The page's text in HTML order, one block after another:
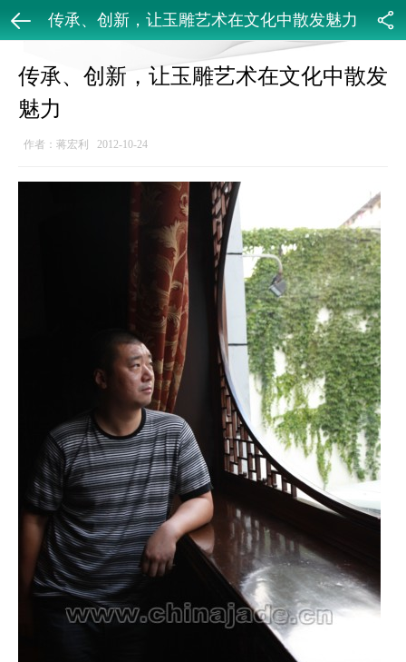
传承、创新，让玉雕艺术在文化中散发魅力
传承、创新，让玉雕艺术在文化中散发
魅力
作者：蒋宏利 2012-10-24